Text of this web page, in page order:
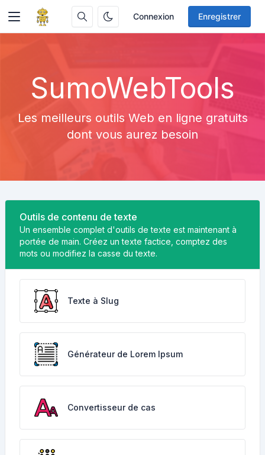
Connexion Enregistrer
SumoWebTools
Les meilleurs outils Web en ligne gratuits
dont vous aurez besoin
Outils de contenu de texte
Un ensemble complet d'outils de texte est maintenant à
portée de main. Créez un texte factice, comptez des
mots ou modifiez la casse du texte.
Texte à Slug
Générateur de Lorem Ipsum
Convertisseur de cas